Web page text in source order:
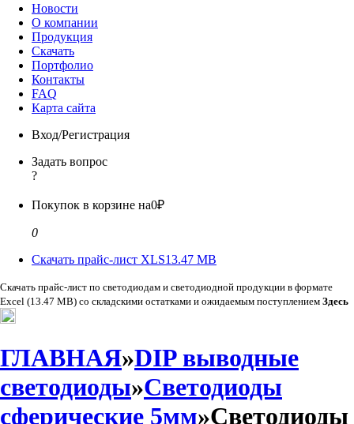
Новости
О компании
Продукция
Скачать
Портфолио
Контакты
FAQ
Карта сайта
Вход/Регистрация
Задать вопрос
?
Покупок в корзине на0₽
0
Скачать прайс-лист XLS13.47 MB
Скачать прайс-лист по светодиодам и светодиодной продукции в формате
Excel (13.47 MB) со складскими остатками и ожидаемым поступлением Здесь
ГЛАВНАЯ»DIP выводные
светодиоды»Светодиоды
сферические 5мм»Светодиоды